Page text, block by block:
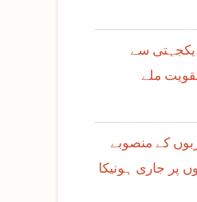
یکجہتی سے
ملے
کے منصوبے
پر جاری ہونیکا